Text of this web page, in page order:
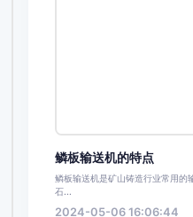
鳞板输送机的特点
鳞板输送机是矿山铸造行业常用的输送
石...
2024-05-06 16:06:44